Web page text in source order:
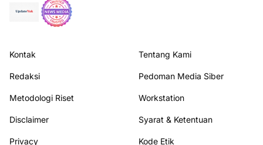
Kontak Tentang Kami
Redaksi Pedoman Media Siber
Metodologi Riset Workstation
Disclaimer Syarat & Ketentuan
Privacy Kode Etik